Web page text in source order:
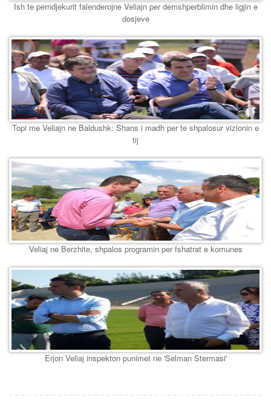
Ish te perndjekurit falenderojne Veliajn per demshperblimin dhe ligjin e
dosjeve
Topi me Veliajn ne Baldushk: Shans i madh per te shpalosur vizionin e
tij
Veliaj ne Berzhite, shpalos programin per fshatrat e komunes
Erjon Veliaj inspekton punimet ne 'Selman Stermasi'